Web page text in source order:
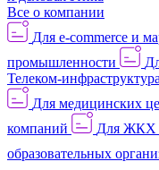
Все о компании
Для e-commerce и
промышленности
Телеком-
Для медицинских
компаний
Для ЖКХ
образовательных